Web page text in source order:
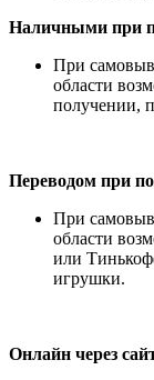
Наличными при
При
области
получении,
Переводом при
При
области
или
игрушки.
Онлайн через